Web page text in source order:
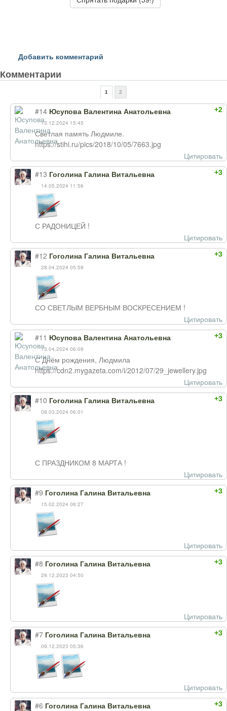
Добавить комментарий
Комментарии
1 2
+2
#14 Юсупова Валентина Анатольевна
13.12.2024 15:45
Светлая память Людмиле.
https://stihi.ru/pics/2018/10/05/7663.jpg
Цитировать
+3
#13 Гоголина Галина Витальевна
14.05.2024 11:56
С РАДОНИЦЕЙ !
Цитировать
+3
#12 Гоголина Галина Витальевна
28.04.2024 05:59
СО СВЕТЛЫМ ВЕРБНЫМ ВОСКРЕСЕНИЕМ !
Цитировать
+3
#11 Юсупова Валентина Анатольевна
13.04.2024 06:09
С Днём рождения, Людмила
https://cdn2.mygazeta.com/i/2012/07/29_jewellery.jpg
Цитировать
+3
#10 Гоголина Галина Витальевна
08.03.2024 06:01
С ПРАЗДНИКОМ 8 МАРТА !
Цитировать
+3
#9 Гоголина Галина Витальевна
15.02.2024 06:27
Цитировать
+3
#8 Гоголина Галина Витальевна
29.12.2023 04:50
Цитировать
+3
#7 Гоголина Галина Витальевна
09.12.2023 05:36
Цитировать
+3
#6 Гоголина Галина Витальевна